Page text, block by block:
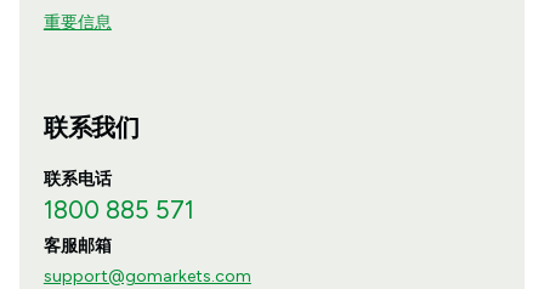
重要信息
联系我们
联系电话
1800 885 571
客服邮箱
support@gomarkets.com